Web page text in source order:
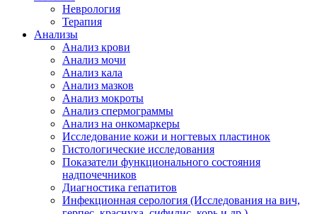
Неврология
Терапия
Анализы
Анализ крови
Анализ мочи
Анализ кала
Анализ мазков
Анализ мокроты
Анализ спермограммы
Анализ на онкомаркеры
Исследование кожи и ногтевых пластинок
Гистологические исследования
Показатели функционального состояния
надпочечников
Диагностика гепатитов
Инфекционная серология (Исследования на вич,